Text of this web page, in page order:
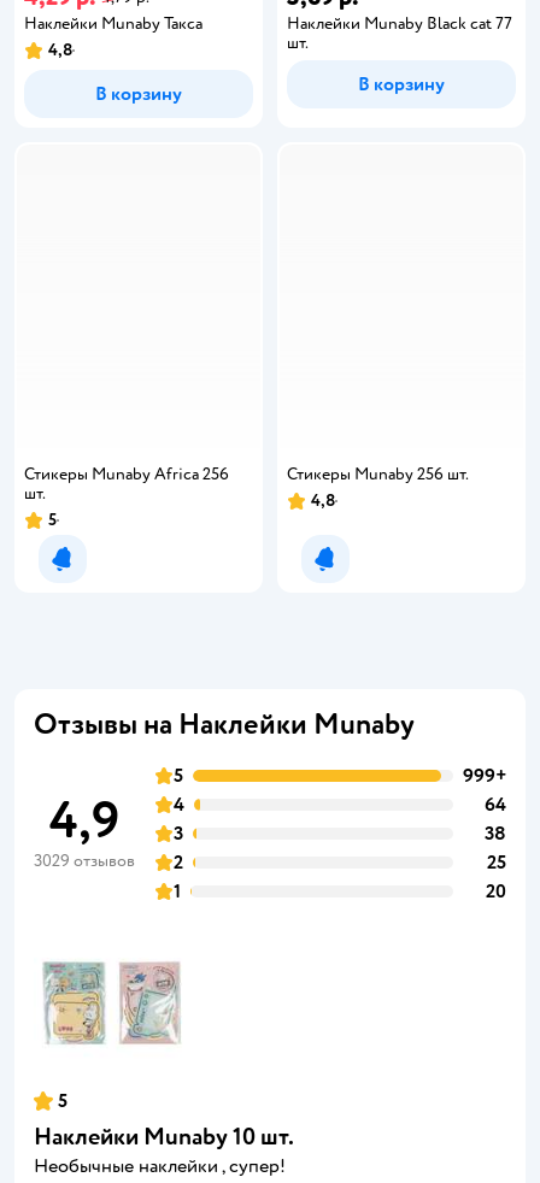
Наклейки Munaby Такса
4,8
В корзину
Наклейки Munaby Black cat 77
шт.
В корзину
Стикеры Munaby Africa 256
шт.
5
Уведомить о появлении
Стикеры Munaby 256 шт.
4,8
Уведомить о появлении
Отзывы на Наклейки Munaby
4,9
3029 отзывов
5
999+
4
64
3
38
2
25
1
20
5
Наклейки Munaby 10 шт.
Необычные наклейки , супер!